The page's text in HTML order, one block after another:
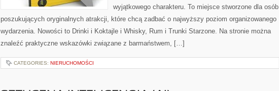
wyjątkowego charakteru. To miejsce stworzone dla osób
poszukujących oryginalnych atrakcji, które chcą zadbać o najwyższy poziom organizowanego
wydarzenia. Nowości to Drinki i Koktajle i Whisky, Rum i Trunki Starzone. Na stronie można
znaleźć praktyczne wskazówki związane z barmaństwem, […]
CATEGORIES: NIERUCHOMOŚCI